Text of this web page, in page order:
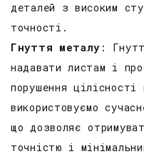
деталей з високим
точності.
Гнуття металу :
надавати листам і
порушення
використовуємо
що дозволяє
точністю і